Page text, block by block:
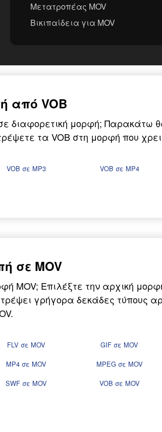
Μετατροπέας MOV
Βικιπαίδεια για MOV
από VOB
διαφορετική μορφή; Παρακάτω
τα VOB στη μορφή που
VOB σε MP3 VOB σε MP4
σε MOV
MOV; Επιλέξτε την αρχική
γρήγορα δεκάδες τύπους
FLV σε MOV GIF σε MOV
MP4 σε MOV MPEG σε MOV
SWF σε MOV VOB σε MOV